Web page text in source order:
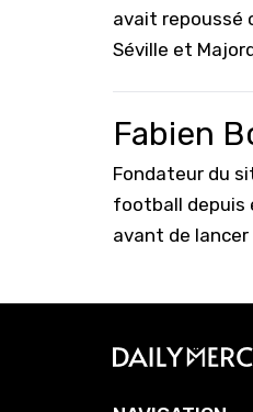
avait repoussé
Séville et
Fabien
Fondateur du
football depuis
avant de